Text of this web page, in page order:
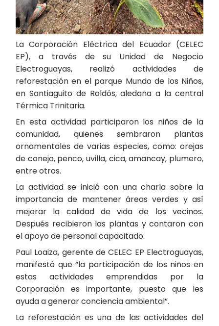
La Corporación Eléctrica del Ecuador (CELEC
EP), a través de su Unidad de Negocio
Electroguayas, realizó actividades de
reforestación en el parque Mundo de los Niños,
en Santiaguito de Roldós, aledaña a la central
Térmica Trinitaria.
En esta actividad participaron los niños de la
comunidad, quienes sembraron plantas
ornamentales de varias especies, como: orejas
de conejo, penco, uvilla, cica, amancay, plumero,
entre otros.
La actividad se inició con una charla sobre la
importancia de mantener áreas verdes y así
mejorar la calidad de vida de los vecinos.
Después recibieron las plantas y contaron con
el apoyo de personal capacitado.
Paul Loaiza, gerente de CELEC EP Electroguayas,
manifestó que “la participación de los niños en
estas actividades emprendidas por la
Corporación es importante, puesto que les
ayuda a generar conciencia ambiental”.
La reforestación es una de las actividades del